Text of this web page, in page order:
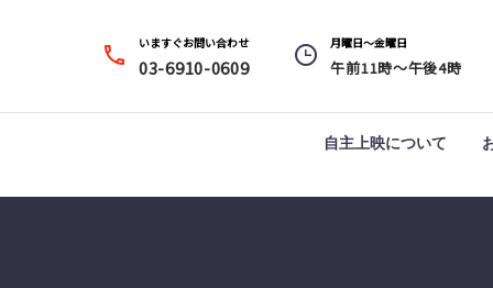

 いますぐお問い合わせ
03-6910-0609 
 月曜日～金曜日
午前11時～午後4時
自主上映について